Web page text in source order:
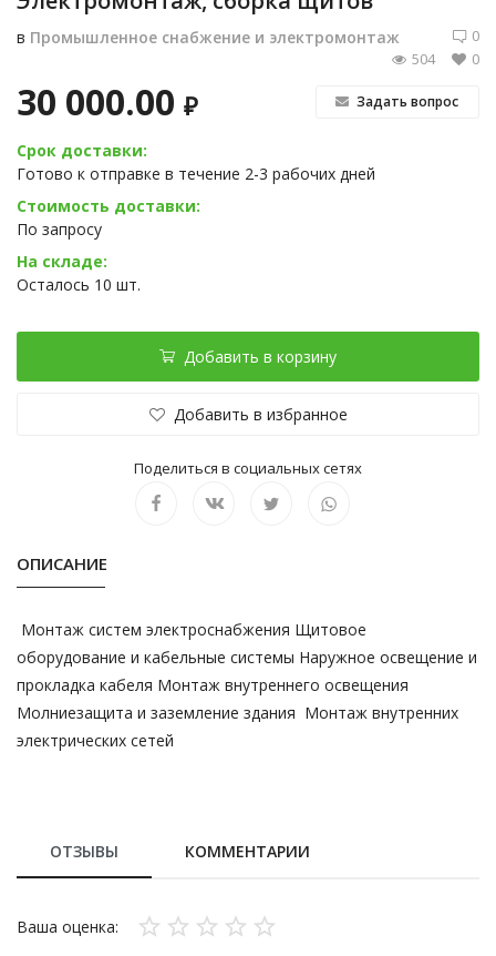
в Промышленное снабжение и электромонтаж
0
0
504
30 000.00 ₽ Задать вопрос
Срок доставки:
Готово к отправке в течение 2-3 рабочих дней
Стоимость доставки:
По запросу
На складе:
Осталось 10 шт.
Добавить в корзину
Добавить в избранное
Поделиться в социальных сетях
ОПИСАНИЕ
Монтаж систем электроснабжения Щитовое
оборудование и кабельные системы Наружное освещение и
прокладка кабеля Монтаж внутреннего освещения
Молниезащита и заземление здания Монтаж внутренних
электрических сетей
ОТЗЫВЫ КОММЕНТАРИИ
Ваша оценка: